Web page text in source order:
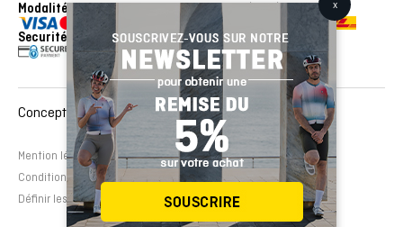
Modalités de paiement
Envois réalisés avec con
Securité
Mention légale Politique de cookies
Avertissement légal
Conditions de contrat
Définir les cookies
Conception et développement Web :EMFASI